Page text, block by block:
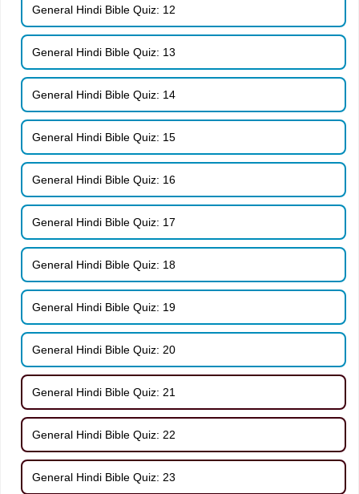
General Hindi Bible Quiz: 12
General Hindi Bible Quiz: 13
General Hindi Bible Quiz: 14
General Hindi Bible Quiz: 15
General Hindi Bible Quiz: 16
General Hindi Bible Quiz: 17
General Hindi Bible Quiz: 18
General Hindi Bible Quiz: 19
General Hindi Bible Quiz: 20
General Hindi Bible Quiz: 21
General Hindi Bible Quiz: 22
General Hindi Bible Quiz: 23